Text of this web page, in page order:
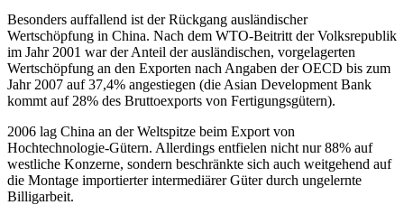
Besonders auffallend ist der Rückgang ausländischer
Wertschöpfung in China. Nach dem WTO-Beitritt der Volksrepublik
im Jahr 2001 war der Anteil der ausländischen, vorgelagerten
Wertschöpfung an den Exporten nach Angaben der OECD bis zum
Jahr 2007 auf 37,4% angestiegen (die Asian Development Bank
kommt auf 28% des Bruttoexports von Fertigungsgütern).
2006 lag China an der Weltspitze beim Export von
Hochtechnologie-Gütern. Allerdings entfielen nicht nur 88% auf
westliche Konzerne, sondern beschränkte sich auch weitgehend auf
die Montage importierter intermediärer Güter durch ungelernte
Billigarbeit.